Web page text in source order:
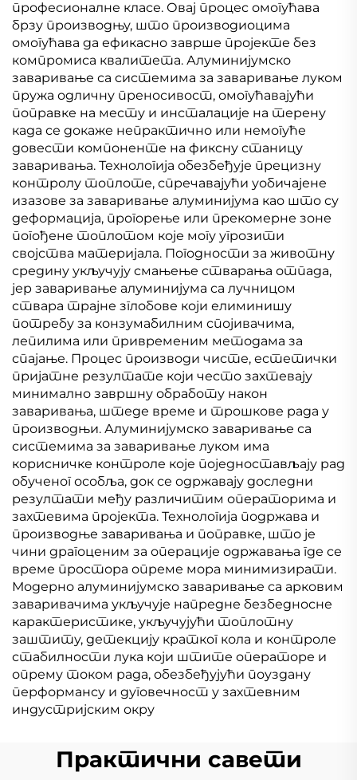
професионалне класе. Овај процес омогућава
брзу производњу, што производиоцима
омогућава да ефикасно заврше пројекте без
компромиса квалитета. Алуминијумско
заваривање са системима за заваривање луком
пружа одличну преносивост, омогућавајући
поправке на месту и инсталације на терену
када се докаже непрактично или немогуће
довести компоненте на фиксну станицу
заваривања. Технологија обезбеђује прецизну
контролу топлоте, спречавајући уобичајене
изазове за заваривање алуминијума као што су
деформација, прогорење или прекомерне зоне
погођене топлотом које могу угрозити
својства материјала. Погодности за животну
средину укључују смањење стварања отпада,
јер заваривање алуминијума са лучницом
ствара трајне зглобове који елиминишу
потребу за конзумабилним спојивачима,
лепилима или привременим методама за
спајање. Процес производи чисте, естетички
пријатне резултате који често захтевају
минимално завршну обработу након
заваривања, штеде време и трошкове рада у
производњи. Алуминијумско заваривање са
системима за заваривање луком има
корисничке контроле које поједностављају рад
обученог особља, док се одржавају доследни
резултати међу различитим операторима и
захтевима пројекта. Технологија подржава и
производње заваривања и поправке, што је
чини драгоценим за операције одржавања где се
време простора опреме мора минимизирати.
Модерно алуминијумско заваривање са арковим
заваривачима укључује напредне безбедносне
карактеристике, укључујући топлотну
заштиту, детекцију кратког кола и контроле
стабилности лука који штите операторе и
опрему током рада, обезбеђујући поуздану
перформансу и дуговечност у захтевним
индустријским окру
Практични савети